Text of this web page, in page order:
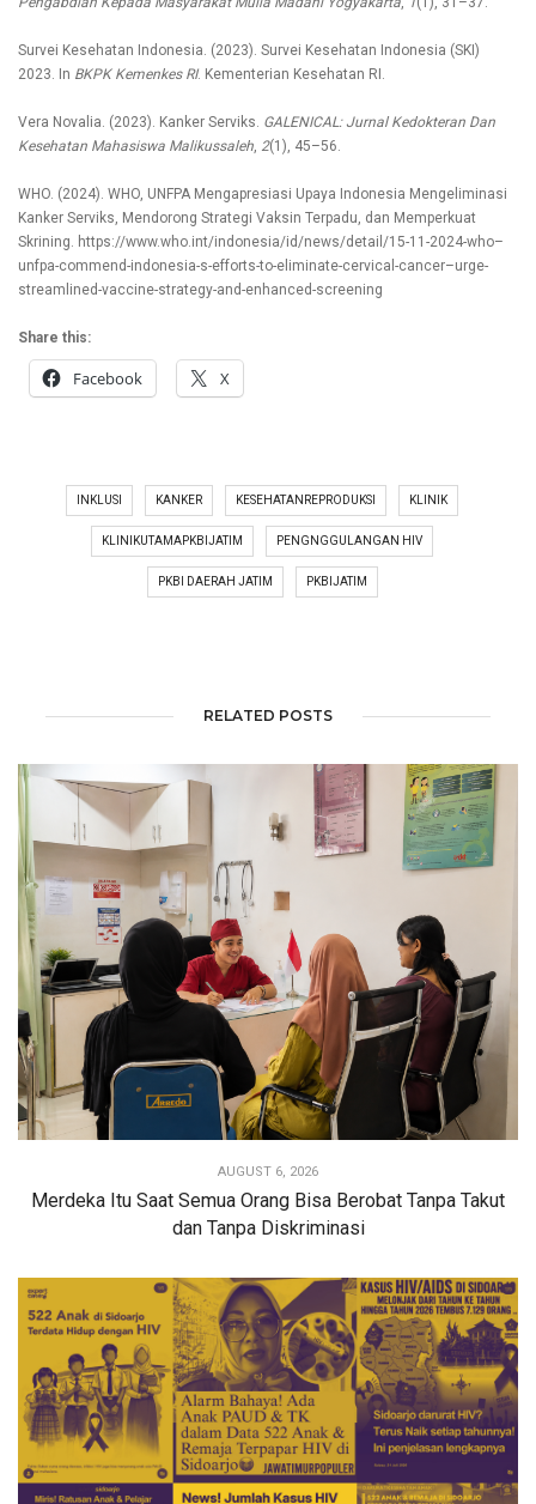
Survei Kesehatan Indonesia. (2023). Survei Kesehatan Indonesia (SKI)
2023. In BKPK Kemenkes RI. Kementerian Kesehatan RI.
Vera Novalia. (2023). Kanker Serviks. GALENICAL: Jurnal Kedokteran Dan
Kesehatan Mahasiswa Malikussaleh, 2(1), 45–56.
WHO. (2024). WHO, UNFPA Mengapresiasi Upaya Indonesia Mengeliminasi
Kanker Serviks, Mendorong Strategi Vaksin Terpadu, dan Memperkuat
Skrining. https://www.who.int/indonesia/id/news/detail/15-11-2024-who–
unfpa-commend-indonesia-s-efforts-to-eliminate-cervical-cancer–urge-
streamlined-vaccine-strategy-and-enhanced-screening
Share this:
Facebook X
INKLUSI KANKER KESEHATANREPRODUKSI KLINIK
KLINIKUTAMAPKBIJATIM PENGNGGULANGAN HIV
PKBI DAERAH JATIM PKBIJATIM
RELATED POSTS
AUGUST 6, 2026
Merdeka Itu Saat Semua Orang Bisa Berobat Tanpa Takut
dan Tanpa Diskriminasi